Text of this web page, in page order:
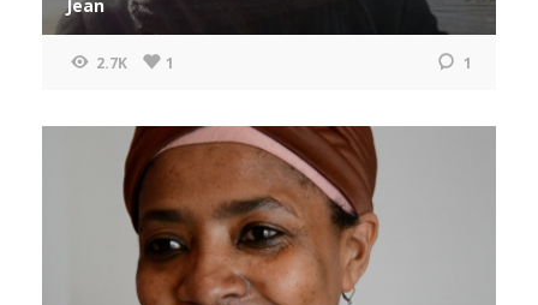
Jean
2.7K 1 1